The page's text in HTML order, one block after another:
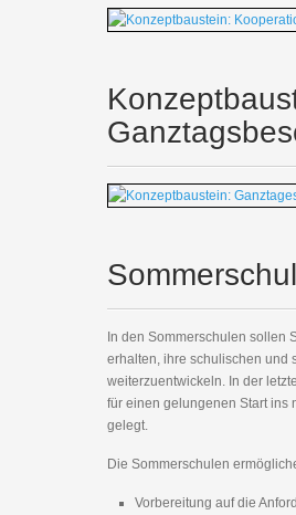
In den Sommerschulen sollen
erhalten, ihre schulischen und
weiterzuentwickeln. In der
für einen gelungenen Start ins
gelegt.
Die Sommerschulen
Vorbereitung auf die